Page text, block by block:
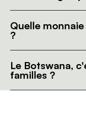
Quelle
?
Le Botswana,
familles ?